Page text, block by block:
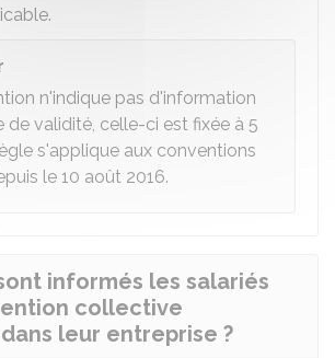
n'indique pas d'information
de validité, celle-ci est fixée à 5
s'applique aux conventions
le 10 août 2016.
informés les salariés
collective
leur entreprise ?